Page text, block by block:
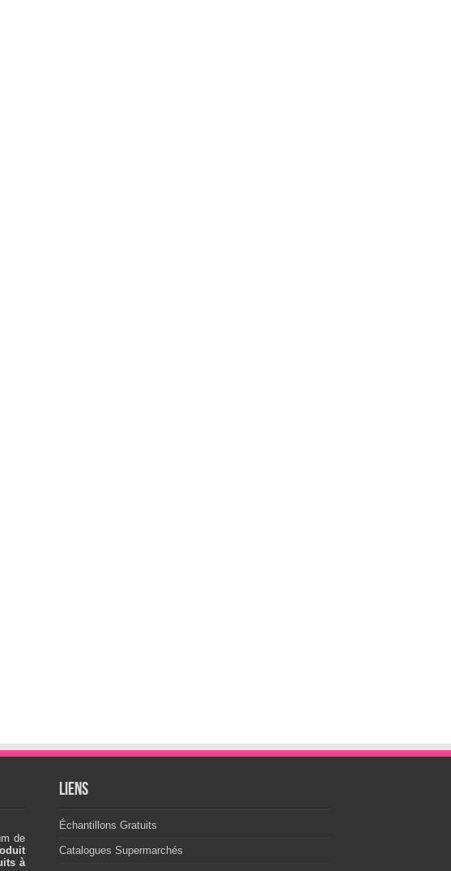
de
à
Liens
Échantillons Gratuits
Catalogues Supermarchés